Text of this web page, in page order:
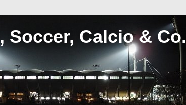
Soccer, Calcio & Co.